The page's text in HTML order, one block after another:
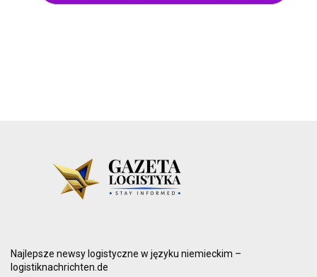
Najlepsze newsy logistyczne w języku niemieckim –
logistiknachrichten.de